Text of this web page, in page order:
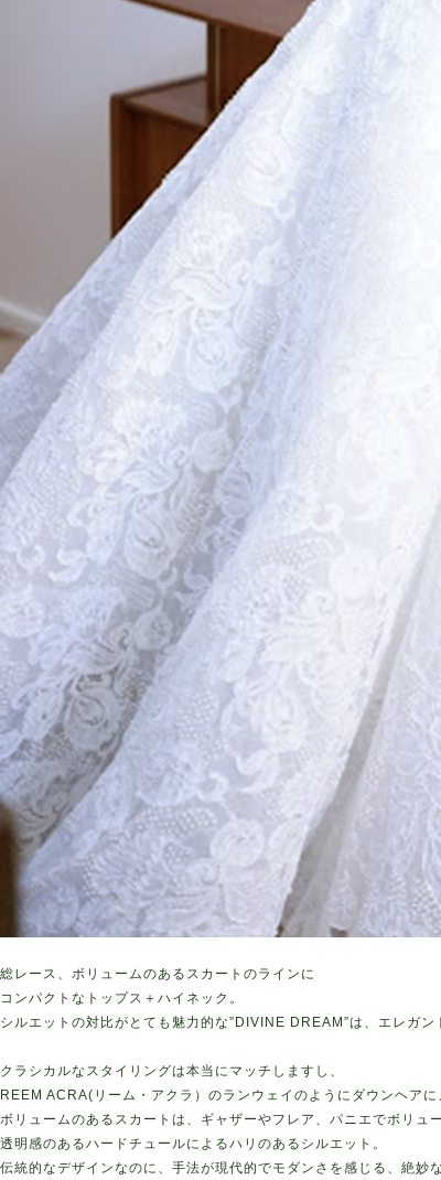
総レース、ボリュームのあるスカートのラインに
コンパクトなトップス＋ハイネック。
シルエットの対比がとても魅力的な”DIVINE DREAM”は、エレガン
クラシカルなスタイリングは本当にマッチしますし、
REEM ACRA(リーム・アクラ）のランウェイのようにダウンヘア
ボリュームのあるスカートは、ギャザーやフレア、パニエでボリュ
透明感のあるハードチュールによるハリのあるシルエット。
伝統的なデザインなのに、手法が現代的でモダンさを感じる、絶妙